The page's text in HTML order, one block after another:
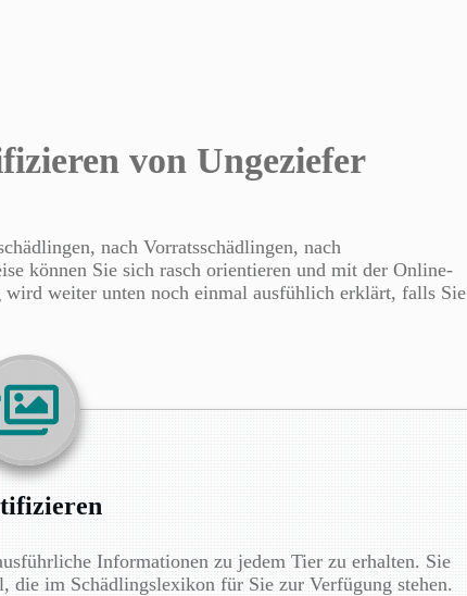
von Ungeziefer
nach Vorratsschädlingen, nach
können Sie sich rasch orientieren und mit der Online-
weiter unten noch einmal ausfühlich erklärt, falls Sie
Informationen zu jedem Tier zu erhalten. Sie
im Schädlingslexikon für Sie zur Verfügung stehen.